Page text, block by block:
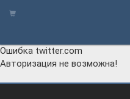
Ошибка twitter.com
Авторизация не возможна!